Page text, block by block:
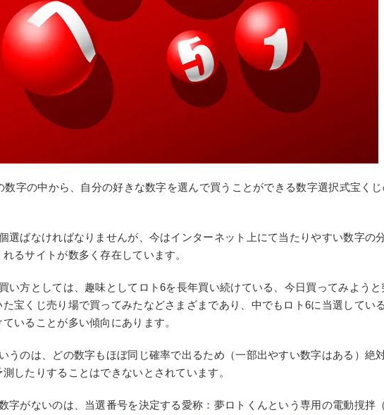
数字の中から、自分の好きな数字を選んで買うことができる数字選択式宝く
選ばなければなりませんが、今はインターネット上にて当たりやすい数字の
るサイトが数多く存在しています。
い方としては、趣味としてロト6を長年買い続けている、今日買ってみようと
宝くじ売り場で買ってみたなどさまざまであり、中でもロト6に当選してい
いることが多い傾向にあります。
うのは、どの数字もほぼ同じ確率で出るため（一部出やすい数字はある）絶
したりすることはできないとされています。
字がないのは、当選番号を決定する愛称：夢ロトくんという専用の電動撹拌